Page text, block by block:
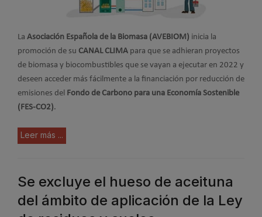
La Asociación Española de la Biomasa (AVEBIOM) inicia la
promoción de su CANAL CLIMA para que se adhieran proyectos
de biomasa y biocombustibles que se vayan a ejecutar en 2022 y
deseen acceder más fácilmente a la financiación por reducción de
emisiones del Fondo de Carbono para una Economía Sostenible
(FES-CO2).
Leer más ...
Se excluye el hueso de aceituna
del ámbito de aplicación de la Ley